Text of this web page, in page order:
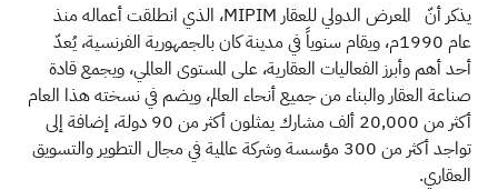
يذكر أنّ المعرض الدولي للعقار MIPIM، الذي انطلقت أعماله منذ
عام 1990م، ويقام سنوياً في مدينة كان بالجمهورية الفرنسية، يُعدّ
أحد أهم وأبرز الفعاليات العقارية، على المستوى العالمي، ويجمع قادة
صناعة العقار والبناء من جميع أنحاء العالم، ويضم في نسخته هذا العام
أكثر من 20,000 ألف مشارك يمثلون أكثر من 90 دولة، إضافة إلى
تواجد أكثر من 300 مؤسسة وشركة عالمية في مجال التطوير والتسويق
العقاري.